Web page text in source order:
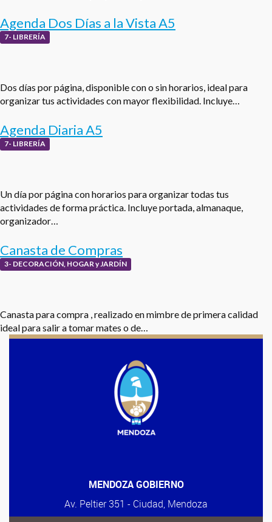
Agenda Dos Días a la Vista A5
7- LIBRERÍA
Dos días por página, disponible con o sin horarios, ideal para
organizar tus actividades con mayor flexibilidad. Incluye…
Agenda Diaria A5
7- LIBRERÍA
Un día por página con horarios para organizar todas tus
actividades de forma práctica. Incluye portada, almanaque,
organizador…
Canasta de Compras
3- DECORACIÓN, HOGAR y JARDÍN
Canasta para compra , realizado en mimbre de primera calidad
ideal para salir a tomar mates o de…
MENDOZA GOBIERNO
Av. Peltier 351 - Ciudad, Mendoza